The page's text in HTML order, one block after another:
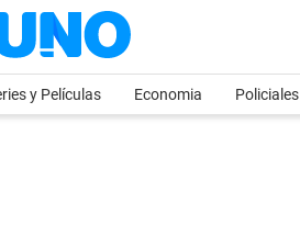
y Películas Economia Policiales